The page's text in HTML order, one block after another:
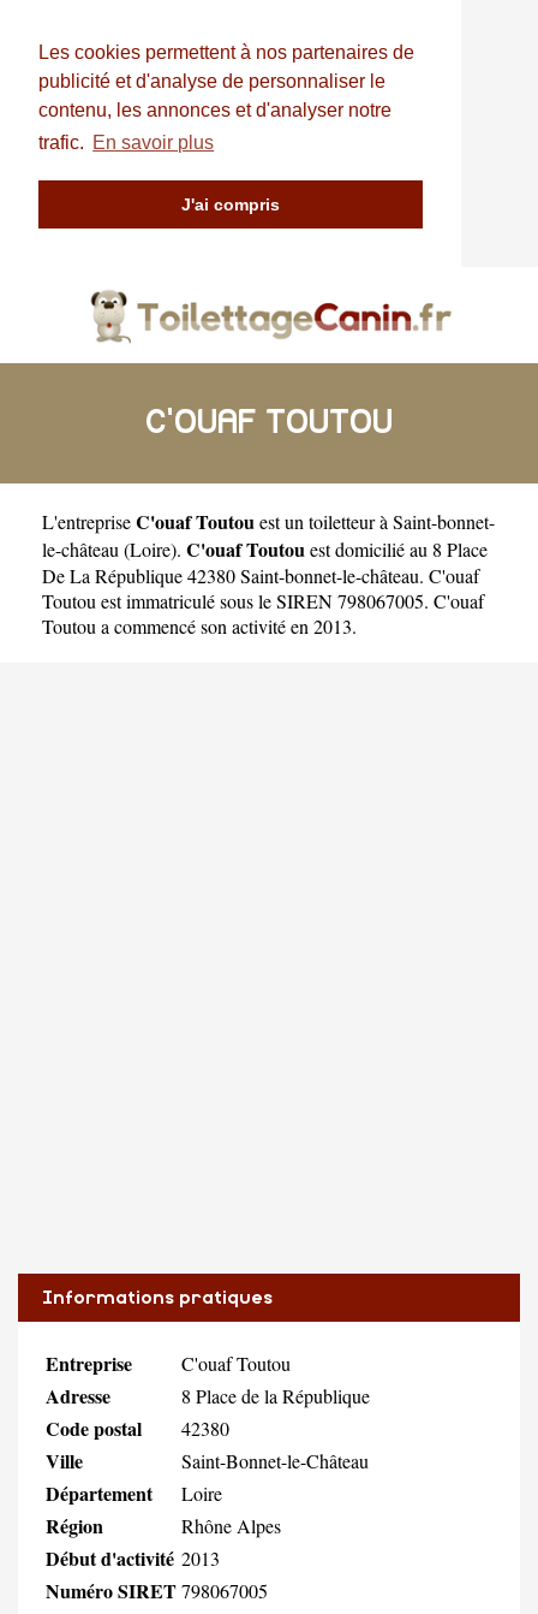
Les cookies permettent à nos partenaires de
publicité et d'analyse de personnaliser le
contenu, les annonces et d'analyser notre
trafic. En savoir plus
J'ai compris
C'OUAF TOUTOU
L'entrepriseC'ouaf Toutouest un toiletteur à Saint-bonnet-
le-château (Loire). C'ouaf Toutouest domicilié au 8 Place
De La République 42380 Saint-bonnet-le-château. C'ouaf
Toutou est immatriculé sous le SIREN 798067005. C'ouaf
Toutou a commencé son activité en 2013.
Informations pratiques
Entreprise C'ouaf Toutou
Adresse 8 Place de la République
Code postal 42380
Ville Saint-Bonnet-le-Château
Département Loire
Région Rhône Alpes
Début d'activité 2013
Numéro SIRET798067005